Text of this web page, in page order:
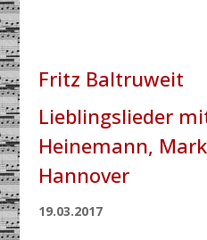
Fritz Baltruweit
Lieblingslieder
Heinemann,
Hannover
19.03.2017